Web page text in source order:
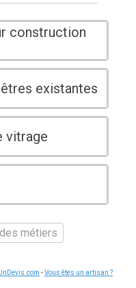
construction
existantes
vitrage
métiers
-Vous êtes un artisan ?